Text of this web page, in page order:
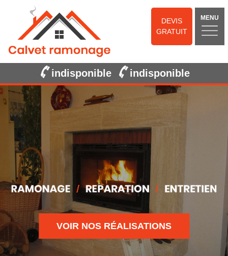
DEVIS
GRATUIT
MENU
indisponible indisponible
VOIR NOS RÉALISATIONS